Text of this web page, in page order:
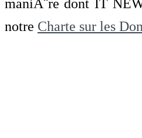
maniÃ¨re dont IT
notre Charte sur les